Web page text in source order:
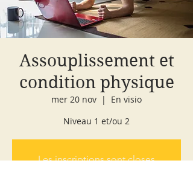
Assouplissement et
condition physique
mer 20 nov
  |
En visio
Niveau 1 et/ou 2
Les inscriptions sont closes